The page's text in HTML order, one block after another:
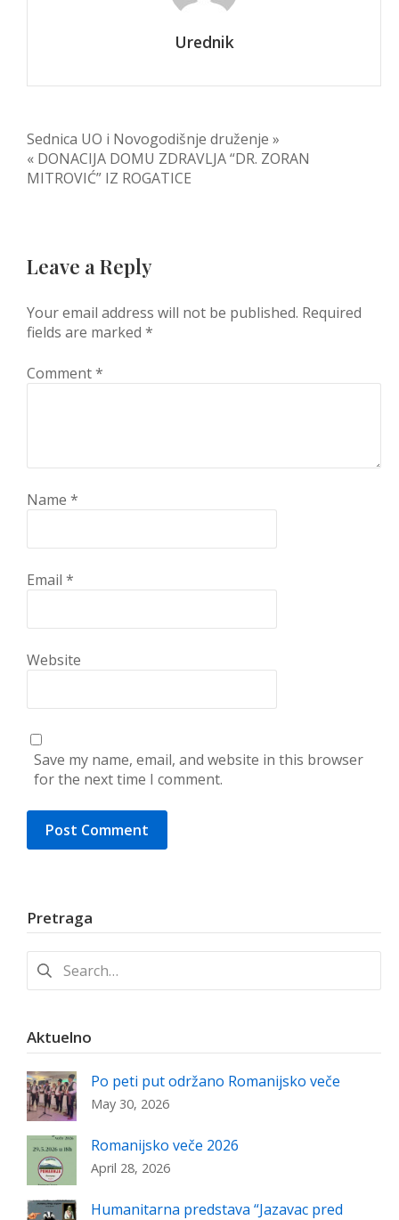
Urednik
Post
navigation
Sednica UO i Novogodišnje druženje »
« DONACIJA DOMU ZDRAVLJA “DR. ZORAN
MITROVIĆ” IZ ROGATICE
Leave a Reply
Your email address will not be published. Required
fields are marked *
Comment*
Name *
Email *
Website
Save my name, email, and website in this browser
for the next time I comment.
Pretraga
Search
for:
Aktuelno
Po peti put održano Romanijsko veče
May 30, 2026
Romanijsko veče 2026
April 28, 2026
Humanitarna predstava “Jazavac pred